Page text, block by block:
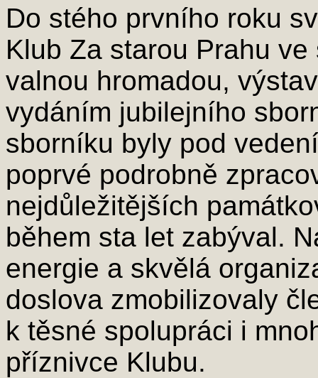
Do stého prvního roku
Klub Za starou Prahu
valnou hromadou,
vydáním jubilejního
sborníku byly pod
poprvé podrobně
nejdůležitějších
během sta let zabýval.
energie a skvělá
doslova zmobilizovaly
k těsné spolupráci i
příznivce Klubu.